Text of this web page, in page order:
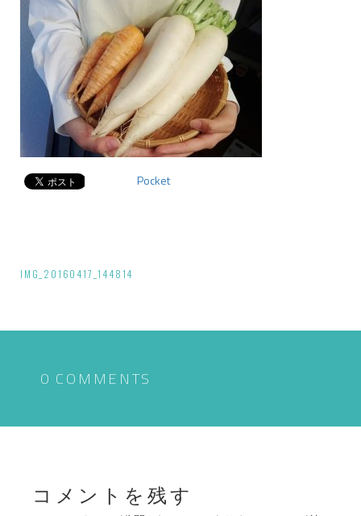
Pocket
投
ナ
シ
IMG_20160417_144814
0 COMMENTS
コメントを残す